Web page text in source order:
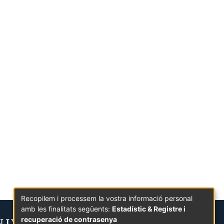
Recopilem i processem la vostra informació personal
amb les finalitats següents: Estadístic & Registre i
recuperació de contrasenya